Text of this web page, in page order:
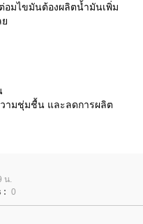
อมไขมันต้องผลิตน้ำมันเพิ่ม
ามชุ่มชื้น และลดการผลิต
น.
: 0